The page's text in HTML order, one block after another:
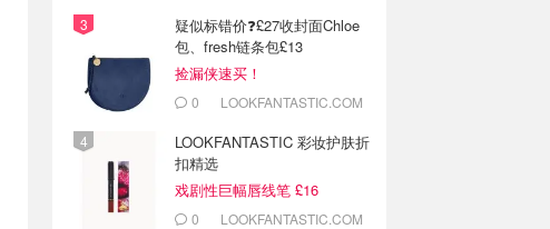
疑似标错价❓£27收封面Chloe
包、fresh链条包£13
捡漏侠速买！
0 LOOKFANTASTIC.COM
LOOKFANTASTIC 彩妆护肤折
扣精选
戏剧性巨幅唇线笔 £16
0 LOOKFANTASTIC.COM